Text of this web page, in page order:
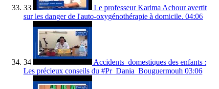
33
Le professeur Karima Achour avertit
sur les danger de l'auto-oxygénothérapie à domicile. 04:06
34
Accidents_domestiques des enfants :
Les précieux conseils du #Pr_Dania_Bouguermouh 03:06